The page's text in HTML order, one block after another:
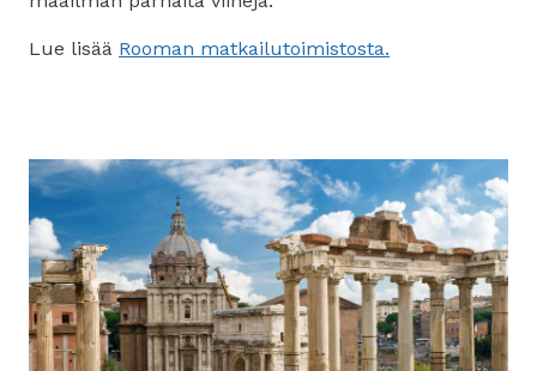
Lue lisää Rooman matkailutoimistosta.